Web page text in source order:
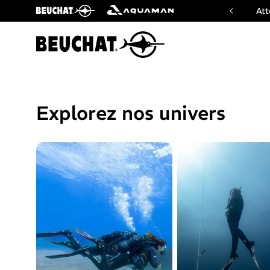
des marques Beuchat & Aquaman
Explorez nos univers